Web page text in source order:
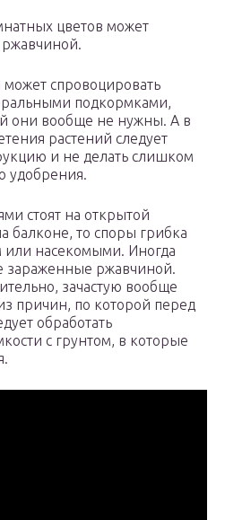
цветов может
спровоцировать
подкормками,
они вообще не нужны. А в
растений следует
и не делать слишком
удобрения.
стоят на открытой
балконе, то споры грибка
или насекомыми. Иногда
зараженные ржавчиной.
зачастую вообще
причин, по которой перед
обработать
с грунтом, в которые